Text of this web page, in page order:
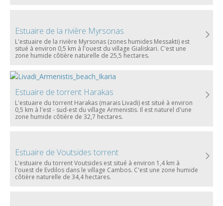
Estuaire de la rivière Myrsonas
L'estuaire de la rivière Myrsonas (zones humides Messakti) est
situé à environ 0,5 km à l'ouest du village Gialiskari. C'est une
zone humide côtière naturelle de 25,5 hectares.
Estuaire de torrent Harakas
L'estuaire du torrent Harakas (marais Livadi) est situé à environ
0,5 km à l'est - sud-est du village Armenistis. Il est naturel d'une
zone humide côtière de 32,7 hectares.
Estuaire de Voutsides torrent
L'estuaire du torrent Voutsides est situé à environ 1,4 km à
l'ouest de Evdilos dans le village Cambos. C'est une zone humide
côtière naturelle de 34,4 hectares.